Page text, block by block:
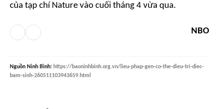
của tạp chí Nature vào cuối tháng 4 vừa qua.
NBO
Nguồn Ninh Bình: https://baoninhbinh.org.vn/lieu-phap-gen-co-the-dieu-tri-diec-
bam-sinh-260511103943659.html